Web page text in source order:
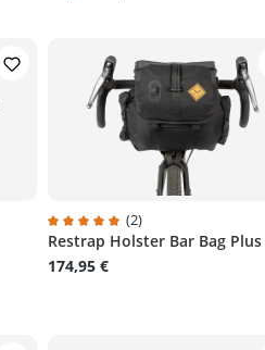
5 von 5 Sternen
Durchschnittliche Bewertung
(2)
Restrap Holster Bar Bag Plus
174,95 €